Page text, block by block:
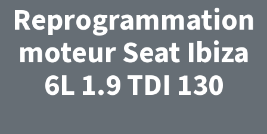
Reprogrammation
moteur Seat Ibiza
6L 1.9 TDI 130